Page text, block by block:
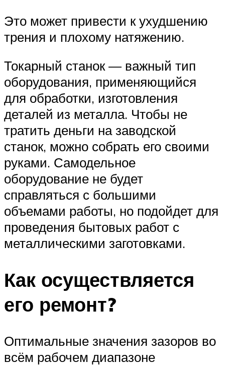
Это может привести к ухудшению
трения и плохому натяжению.
Токарный станок — важный тип
оборудования, применяющийся
для обработки, изготовления
деталей из металла. Чтобы не
тратить деньги на заводской
станок, можно собрать его своими
руками. Самодельное
оборудование не будет
справляться с большими
объемами работы, но подойдет для
проведения бытовых работ с
металлическими заготовками.
Как осуществляется
его ремонт?
Оптимальные значения зазоров во
всём рабочем диапазоне